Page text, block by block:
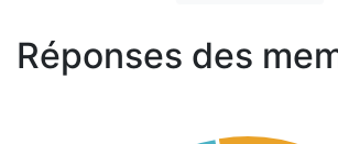
Réponses des